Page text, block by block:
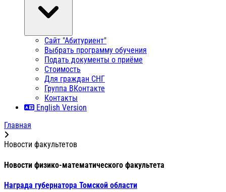
Сайт "Абитуриент"
Выбрать программу обучения
Подать документы о приёме
Стоимость
Для граждан СНГ
Группа ВКонтакте
Контакты
English Version
Главная
Новости факультетов
Новости физико-математического факультета
Награда губернатора Томской области